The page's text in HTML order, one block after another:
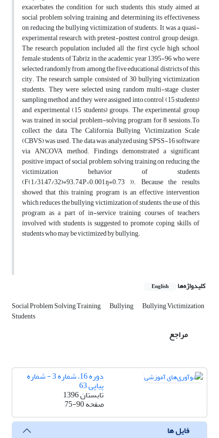
exacerbates the condition for such students, this study aimed at
social problem solving training and determining its effectiveness
on reducing the bullying victimization of students. It was a quasi-
experimental research with pretest-posttest control group design.
The research population included all the first cycle high school
female students of Tabriz in the academic year 1395-96 who were
selected randomly from among the five educational districts of this
city. The research sample consisted of 30 bullying victimization
students. They were selected using random multi-stage cluster
sampling method and they were assigned into control (15 students)
and experimental (15 students) groups. The experimental group
was trained in social problem-solving program for 8 sessions.‎To
collect the data, The California Bullying Victimization Scale
(CBVS) was used.‎ The data was analyzed using SPSS-16 software
via ANCOVA method.‎ Findings demonstrated a significant
positive impact of social problem solving training on reducing the
victimization behavior of students
(F(1/31,47/32)‎=93.‎74,P<0.‎001,ŋ=0.‎73 )). Because the results
showed that this training program is an effective intervention
which reduces the bullying victimization of students, the use of this
program as a part of in-service training courses of teachers
involved with students is suggested to promote coping skills of
students who may be victimized by bullying.
کلیدواژه‌ها English
Social Problem Solving Training Bullying Bullying Victimization
Students
مراجع
دوره 16، شماره 3 - شماره
پیاپی 63
تابستان 1396
صفحه75-90
فایل ها